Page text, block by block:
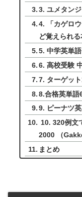
3. ユメタン
4. 「カゲロ
ど覚えられ
5. 中学英単
6. 高校受験
7. ターゲッ
8.合格英単語
9. ピーナツ
10. 320例文
2000 （
まとめ